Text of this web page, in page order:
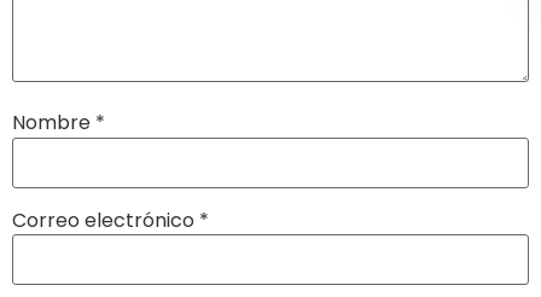
Nombre *
Correo electrónico *